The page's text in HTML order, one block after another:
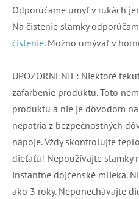
Odporúčame umyť v rukách
Na čistenie slamky
čistenie. Možno umývať v
UPOZORNENIE: Niektoré
zafarbenie produktu. Toto
produktu a nie je dôvodom
nepatria z bezpečnostných
nápoje. Vždy skontrolujte
dieťaťu! Nepoužívajte slamky
instantné dojčenské mlieka.
ako 3 roky. Neponechávajte